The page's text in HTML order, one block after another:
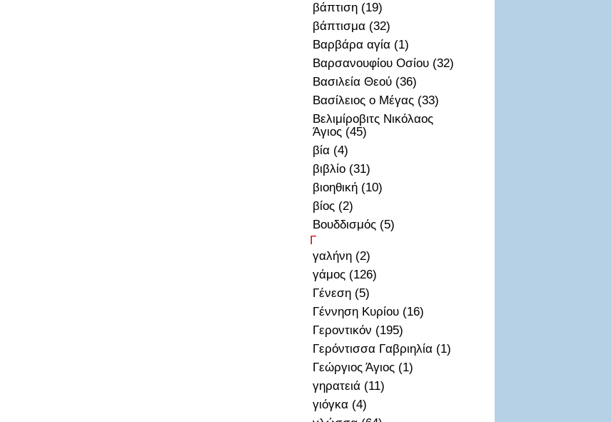
βάπτιση (19)
βάπτισμα (32)
Βαρβάρα αγία (1)
Βαρσανουφίου Οσίου (32)
Βασιλεία Θεού (36)
Βασίλειος ο Μέγας (33)
Βελιμίροβιτς Νικόλαος
Άγιος (45)
βία (4)
βιβλίο (31)
βιοηθική (10)
βίος (2)
Βουδδισμός (5)
Γ
γαλήνη (2)
γάμος (126)
Γένεση (5)
Γέννηση Κυρίου (16)
Γεροντικόν (195)
Γερόντισσα Γαβριηλία (1)
Γεώργιος Άγιος (1)
γηρατειά (11)
γιόγκα (4)